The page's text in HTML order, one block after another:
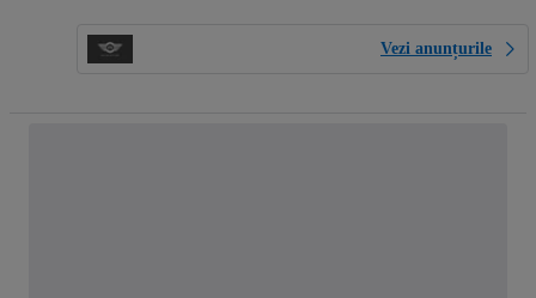
Vezi anunțurile